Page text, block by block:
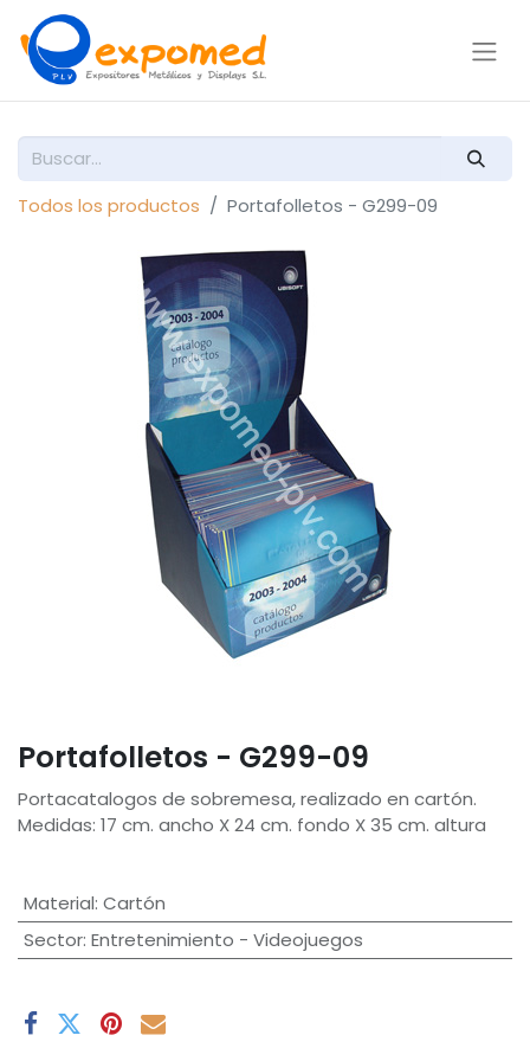
Todos los productos Portafolletos - G299-09
Portafolletos - G299-09
Portacatalogos de sobremesa, realizado en cartón.
Medidas: 17 cm. ancho X 24 cm. fondo X 35 cm. altura
Material: Cartón
Sector: Entretenimiento - Videojuegos